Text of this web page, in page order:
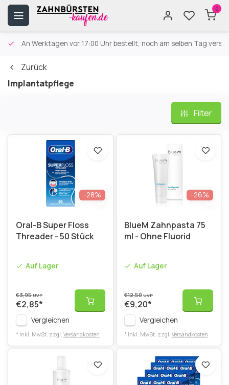
0
An Werktagen vor 17:00 Uhr bestellt, noch am selben Tag
Zurück
Implantatpflege
Filter
-28%
Oral-B Super Floss
Threader - 50 Stück
Auf Lager
€3,95UVP
€2,85*
Vergleichen
* Inkl. MwSt. zzgl. Versandkosten
-26%
BlueM Zahnpasta 75
ml - Ohne Fluorid
Auf Lager
€12,50UVP
€9,20*
Vergleichen
* Inkl. MwSt. zzgl. Versandkosten